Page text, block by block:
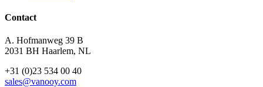
Contact
A. Hofmanweg 39 B
2031 BH Haarlem, NL
+31 (0)23 534 00 40
sales@vanooy.com